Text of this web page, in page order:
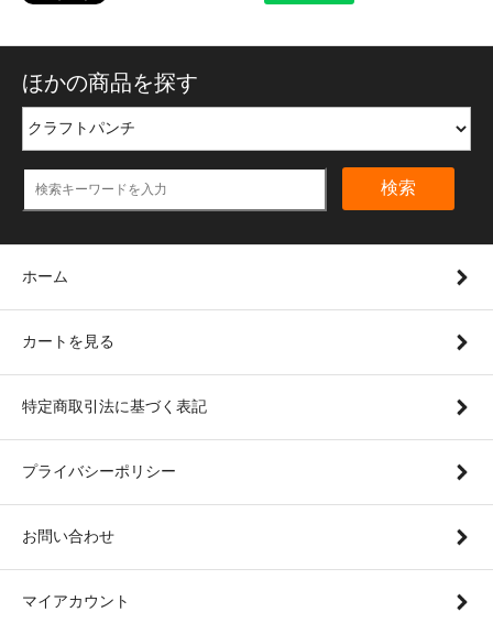
ほかの商品を探す
検索
ホーム
カートを見る
特定商取引法に基づく表記
プライバシーポリシー
お問い合わせ
マイアカウント